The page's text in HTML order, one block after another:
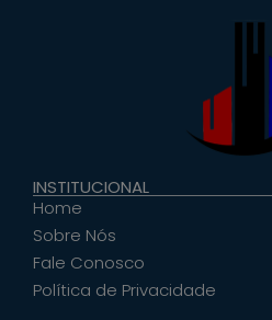
INSTITUCIONAL
Home
Sobre Nós
Fale Conosco
Política de Privacidade